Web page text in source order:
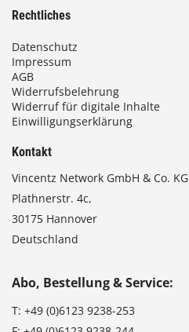
Rechtliches
Datenschutz
Impressum
AGB
Widerrufsbelehrung
Widerruf für digitale Inhalte
Einwilligungserklärung
Kontakt
Vincentz Network GmbH & Co. KG
Plathnerstr. 4c,
30175 Hannover
Deutschland
Abo, Bestellung & Service:
T: +49 (0)6123 9238-253